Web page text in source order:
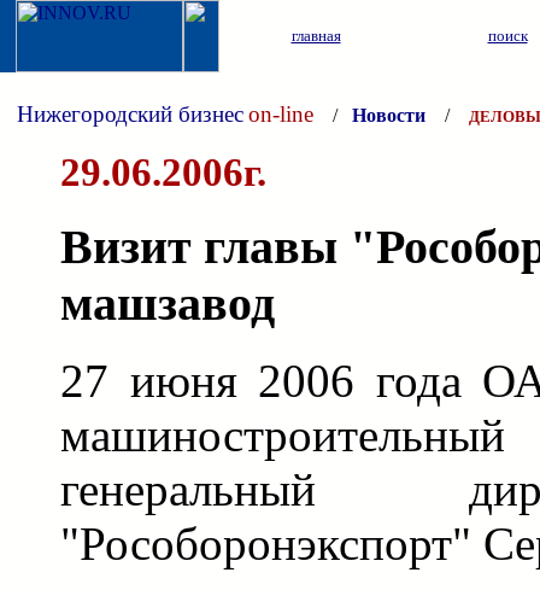
главная поиск
Нижегородский бизнесon-line / Новости /
29.06.2006г.
Визит главы
машзавод
27 июня 2006 года
генеральный
"Рособоронэкспорт"